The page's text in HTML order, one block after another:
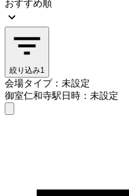
おすすめ順
絞り込み1
会場タイプ：未設定
御室仁和寺駅日時：未設定